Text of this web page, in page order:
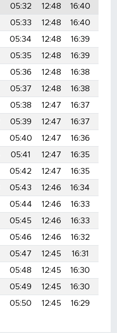
05:32 12:48 16:40
05:33 12:48 16:40
05:34 12:48 16:39
05:35 12:48 16:39
05:36 12:48 16:38
05:37 12:48 16:38
05:38 12:47 16:37
05:39 12:47 16:37
05:40 12:47 16:36
05:41 12:47 16:35
05:42 12:47 16:35
05:43 12:46 16:34
05:44 12:46 16:33
05:45 12:46 16:33
05:46 12:46 16:32
05:47 12:45 16:31
05:48 12:45 16:30
05:49 12:45 16:30
05:50 12:45 16:29